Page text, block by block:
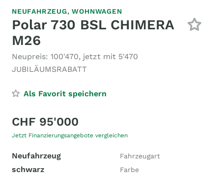
NEUFAHRZEUG,WOHNWAGEN
Polar 730 BSL CHIMERA
M26
Neupreis: 100'470, jetzt mit 5'470
JUBILÄUMSRABATT
Als Favorit speichern
CHF 95'000
Jetzt Finanzierungsangebote vergleichen
Neufahrzeug Fahrzeugart
schwarz Farbe